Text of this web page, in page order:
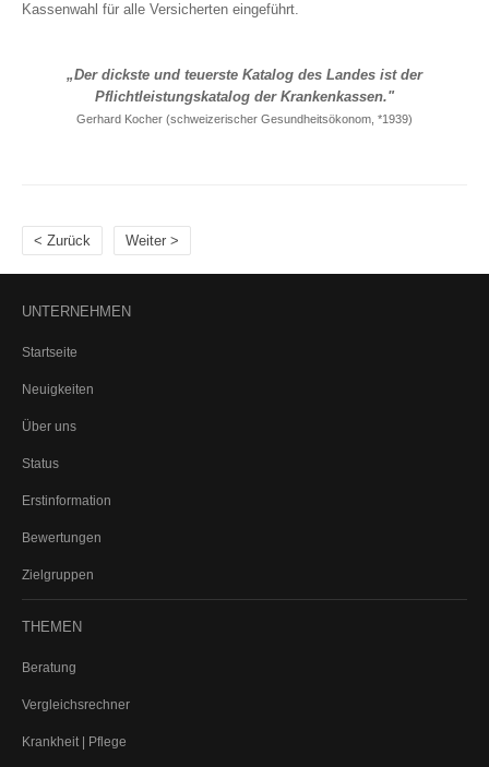
Berufsunfähigkeit
Schwere Krankheiten (Dread Disease)
Risikolebensversicherung
Privathaftpflicht
Rechtsschutz
Wohngebäude
Haus- und Grundbesitzerhaftpflicht
KFZ
PKW (private Nutzung)
Kassenwahl für alle Versicherten eingeführt.
„Der dickste und teuerste Katalog des Landes ist der
Pflichtleistungskatalog der Krankenkassen."
Gerhard Kocher (schweizerischer Gesundheitsökonom, *1939)
< Zurück Weiter >
UNTERNEHMEN
Startseite
Neuigkeiten
Über uns
Status
Erstinformation
Bewertungen
Zielgruppen
THEMEN
Beratung
Vergleichsrechner
Krankheit | Pflege